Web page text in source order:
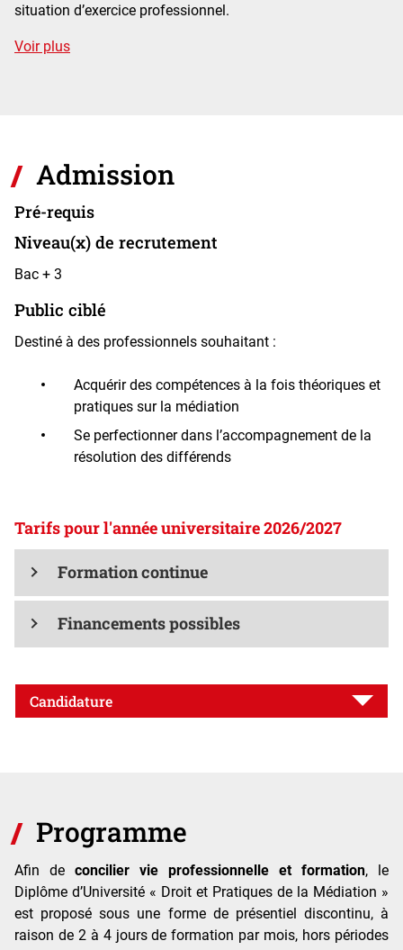
situation d’exercice professionnel.
Voir plusde détails
Admission
Pré-requis
Niveau(x) de recrutement
Bac + 3
Public ciblé
Destiné à des professionnels souhaitant :
Acquérir des compétences à la fois théoriques et
pratiques sur la médiation
Se perfectionner dans l’accompagnement de la
résolution des différends
Tarifs pour l'année universitaire 2026/2027
Formation continue
Financements possibles
Candidature
Programme
Afin de concilier vie professionnelle et formation, le
Diplôme d’Université « Droit et Pratiques de la Médiation »
est proposé sous une forme de présentiel discontinu, à
raison de 2 à 4 jours de formation par mois, hors périodes